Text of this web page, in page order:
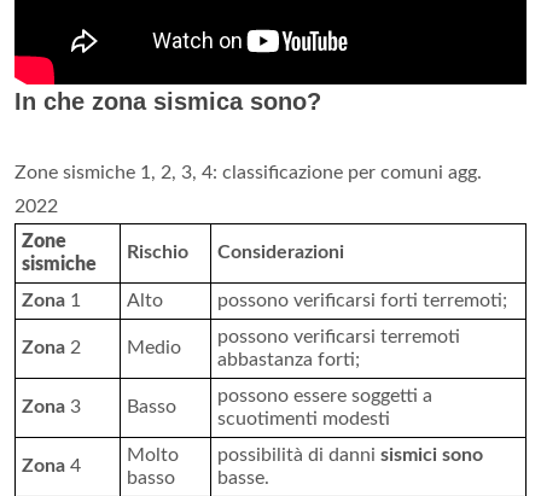
In che zona sismica sono?
Zone sismiche 1, 2, 3, 4: classificazione per comuni agg.
2022
Zone
sismiche
Rischio Considerazioni
Zona 1 Alto possono verificarsi forti terremoti;
Zona 2 Medio
possono verificarsi terremoti
abbastanza forti;
Zona 3 Basso
possono essere soggetti a
scuotimenti modesti
Zona 4
Molto
basso
possibilità di danni sismici sono
basse.